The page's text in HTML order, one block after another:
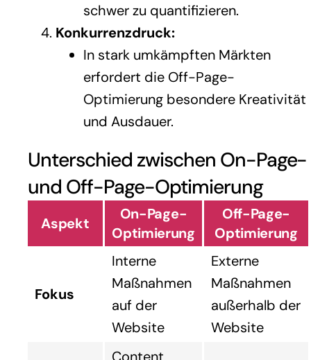
schwer zu quantifizieren.
Konkurrenzdruck:
In stark umkämpften Märkten
erfordert die Off-Page-
Optimierung besondere Kreativität
und Ausdauer.
Unterschied zwischen On-Page-
und Off-Page-Optimierung
Aspekt
On-Page-
Optimierung
Off-Page-
Optimierung
Fokus
Interne
Maßnahmen
auf der
Website
Externe
Maßnahmen
außerhalb der
Website
Content,